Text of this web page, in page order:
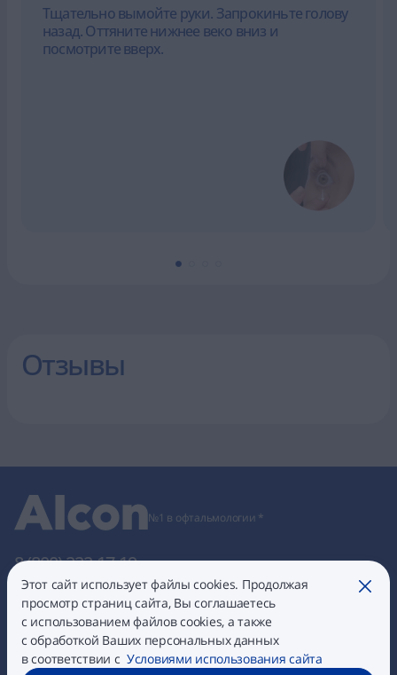
Тщательно вымойте руки. Запрокиньте голову
назад. Оттяните нижнее веко вниз и
посмотрите вверх.
Отзывы
№1 в офтальмологии *
8 (800) 222-17-19
club@moiglaza.ru
* Alcon — победитель премии Russian Pharma Awards
в номинации «Компания-лидер офтальмологического рынка
в России» в 2025 году по данным опроса врачей сообщества
Этот сайт использует файлы cookies. Продолжая
просмотр страниц сайта, Вы соглашаетесь
с использованием файлов cookies, а также
с обработкой Ваших персональных данных
в соответствии с Условиями использования сайта